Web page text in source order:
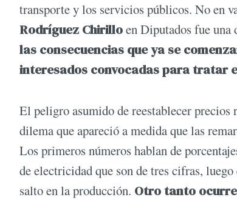
transporte y los servicios públicos. No en
Rodríguez Chirilloen Diputados fue una
las consecuencias que ya se
interesados convocadas para tratar
El peligro asumido de reestablecer
dilema que apareció a medida que las
Los primeros números hablan de
de electricidad que son de tres cifras,
salto en la producción. Otro tanto